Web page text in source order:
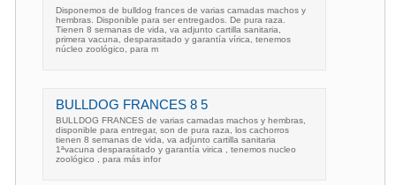
Disponemos de bulldog frances de varias camadas machos y
hembras. Disponible para ser entregados. De pura raza.
Tienen 8 semanas de vida, va adjunto cartilla sanitaria,
primera vacuna, desparasitado y garantía vírica, tenemos
núcleo zoológico, para m
BULLDOG FRANCES 8 5
BULLDOG FRANCES de varias camadas machos y hembras,
disponible para entregar, son de pura raza, los cachorros
tienen 8 semanas de vida, va adjunto cartilla sanitaria
1ªvacuna desparasitado y garantía virica , tenemos nucleo
zoológico , para más infor